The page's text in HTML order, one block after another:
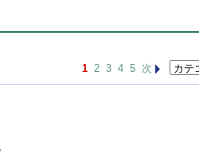
1 2 3 4 5 次